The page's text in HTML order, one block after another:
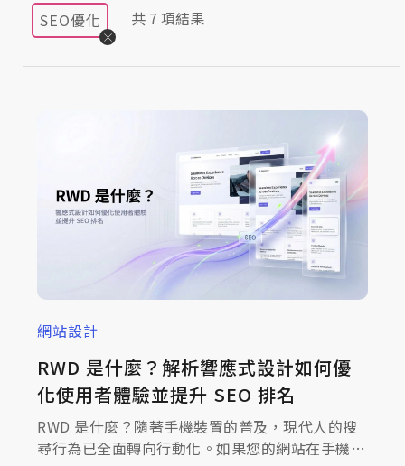
SEO優化 共 7 項結果
網站設計
RWD 是什麼？解析響應式設計如何優
化使用者體驗並提升 SEO 排名
RWD 是什麼？隨著手機裝置的普及，現代人的搜
尋行為已全面轉向行動化。如果您的網站在手機上